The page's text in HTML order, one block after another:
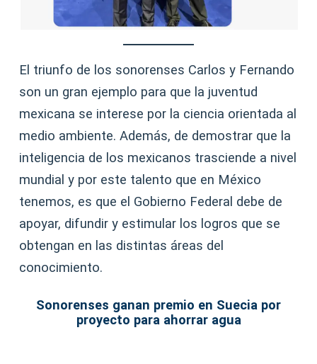
El triunfo de los sonorenses Carlos y Fernando
son un gran ejemplo para que la juventud
mexicana se interese por la ciencia orientada al
medio ambiente. Además, de demostrar que la
inteligencia de los mexicanos trasciende a nivel
mundial y por este talento que en México
tenemos, es que el Gobierno Federal debe de
apoyar, difundir y estimular los logros que se
obtengan en las distintas áreas del
conocimiento.
Sonorenses ganan premio en Suecia por
proyecto para ahorrar agua